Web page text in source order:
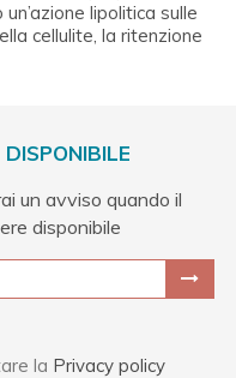
lipolitica sulle
cellulite, la ritenzione
un avviso quando il
disponibile
la Privacy policy